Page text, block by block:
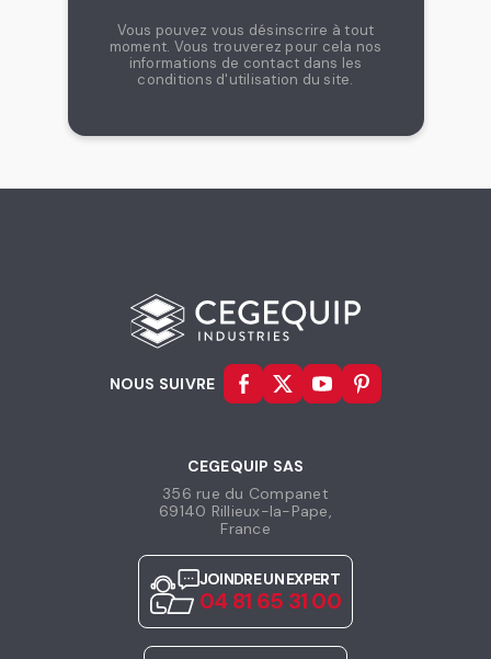
Enfin, il faut s’assurer de la qualité des matériaux et de
la qualité de la fabrication. Votre système de rayonnage,
même le plus basique qui soit, doit être certifié et
Vous pouvez vous désinscrire à tout
moment. Vous trouverez pour cela nos
informations de contact dans les
conditions d'utilisation du site.
NOUS SUIVRE
CEGEQUIP SAS
356 rue du Companet
69140 Rillieux-la-Pape,
France
JOINDRE UN EXPERT
04 81 65 31 00